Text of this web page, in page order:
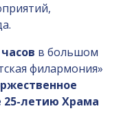
в большом
филармония»
25-летию Храма